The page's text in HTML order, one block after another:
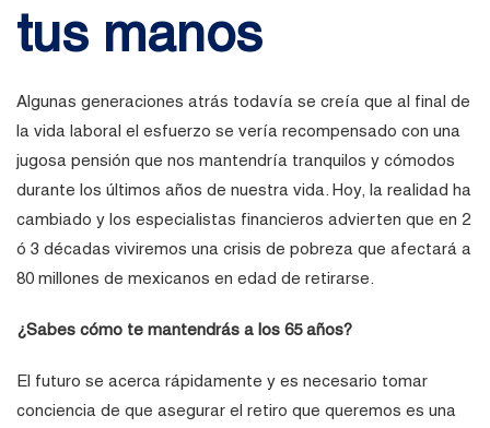
tus manos
Algunas generaciones atrás todavía se creía que al final de
la vida laboral el esfuerzo se vería recompensado con una
jugosa pensión que nos mantendría tranquilos y cómodos
durante los últimos años de nuestra vida. Hoy, la realidad ha
cambiado y los especialistas financieros advierten que en 2
ó 3 décadas viviremos una crisis de pobreza que afectará a
80 millones de mexicanos en edad de retirarse.
¿Sabes cómo te mantendrás a los 65 años?
El futuro se acerca rápidamente y es necesario tomar
conciencia de que asegurar el retiro que queremos es una